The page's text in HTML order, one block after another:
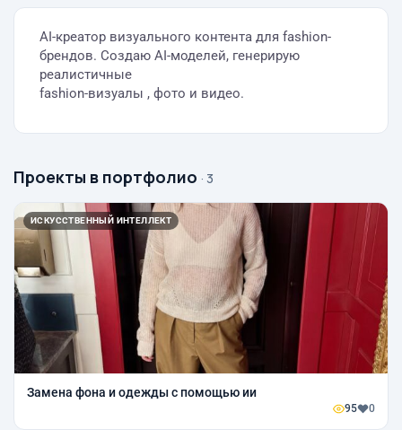
AI-креатор визуального контента для fashion-
брендов. Создаю AI-моделей, генерирую
реалистичные
fashion-визуалы , фото и видео.
Проекты в портфолио · 3
ИСКУССТВЕННЫЙ ИНТЕЛЛЕКТ
Замена фона и одежды с помощью ии
95 0